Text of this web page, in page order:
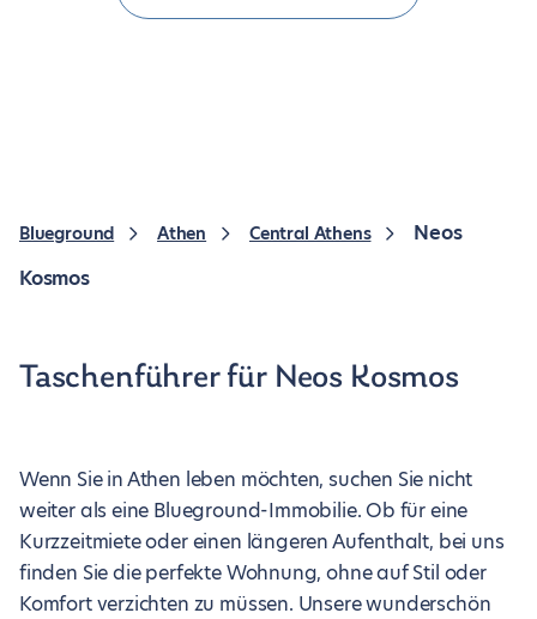
Blueground Athen Central Athens
Neos
Kosmos
Taschenführer für Neos Kosmos
Wenn Sie in Athen leben möchten, suchen Sie nicht
weiter als eine Blueground-Immobilie. Ob für eine
Kurzzeitmiete oder einen längeren Aufenthalt, bei uns
finden Sie die perfekte Wohnung, ohne auf Stil oder
Komfort verzichten zu müssen. Unsere wunderschön